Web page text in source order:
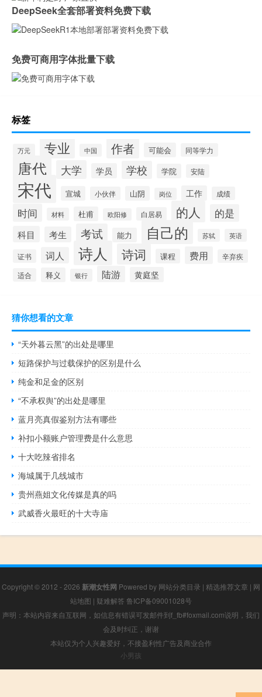
DeepSeek全套部署资料免费下载
免费可商用字体批量下载
标签
万元 专业 中国 作者 可能会 同等学力
唐代 大学 学员 学校 学院 安陆
宋代 宣城 小伙伴 山阴 岗位 工作 成绩
时间 材料 杜甫 欧阳修 白居易 的人 的是
科目 考生 考试 能力 自己的 苏轼 英语
证书 词人 诗人 诗词 课程 费用
辛弃疾
适合
释义 银行 陆游 黄庭坚
猜你想看的文章
“天外暮云黑”的出处是哪里
短路保护与过载保护的区别是什么
纯金和足金的区别
“不承权舆”的出处是哪里
蓝月亮真假鉴别方法有哪些
补扣小额账户管理费是什么意思
十大吃辣省排名
海城属于几线城市
贵州燕姐文化传媒是真的吗
武威香火最旺的十大寺庙
Copyright © 2012 - 2026 新潮女性网 Powered by 网站分类目录 | 精选推荐文章 | 网
站地图 | 疑难解答 鲁ICP备09001028号
声明：本站内容来自互联网，如信息有错误可发邮件到f_fb#foxmail.com说明，我们
会及时纠正，谢谢
本站仅为个人兴趣爱好，不接盈利性广告及商业合作
小男孩